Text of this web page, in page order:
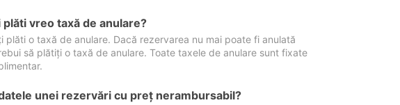
vreo taxă de anulare?
o taxă de anulare. Dacă rezervarea nu mai poate fi anulată
să plătiți o taxă de anulare. Toate taxele de anulare sunt fixate
unei rezervări cu preţ nerambursabil?